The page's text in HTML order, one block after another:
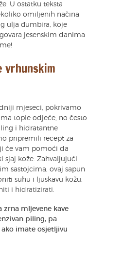
U ostatku teksta
omiljenih načina
ulja đumbira, koje
jesenskim danima
vrhunskim
mjeseci, pokrivamo
tople odjeće, no često
i hidratantne
pripremili recept za
će vam pomoći da
sjaj kože. Zahvaljujući
sastojcima, ovaj sapun
suhu i ljuskavu kožu,
i hidratizirati.
zrna mljevene kave
piling, pa
imate osjetljivu